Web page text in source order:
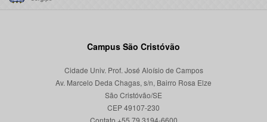
Campus São Cristóvão
Cidade Univ. Prof. José Aloísio de Campos
Av. Marcelo Deda Chagas, s/n, Bairro Rosa Elze
São Cristóvão/SE
CEP 49107-230